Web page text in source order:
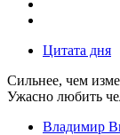
Цитата дня
Сильнее, чем
Ужасно любить
Владимир